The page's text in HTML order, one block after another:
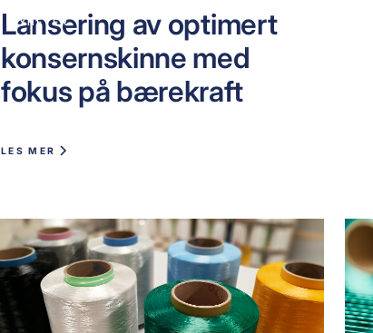
NYHETER
Lansering av optimert
konsernskinne med
fokus på bærekraft
LES MER